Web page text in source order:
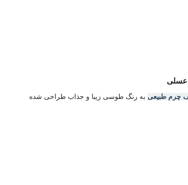
چرم طبیعی به رنگ طوسی زیبا و جذاب طراحی شده